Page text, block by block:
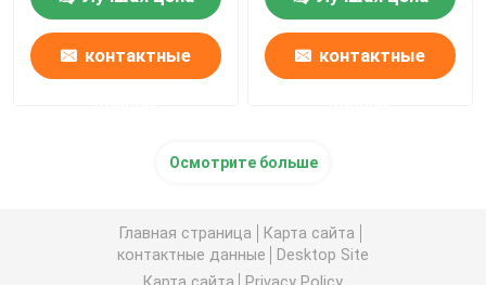
контактные контактные
Осмотрите больше
Главная страница
Карта сайта
контактные данные
Desktop Site
Карта сайта
Privacy Policy